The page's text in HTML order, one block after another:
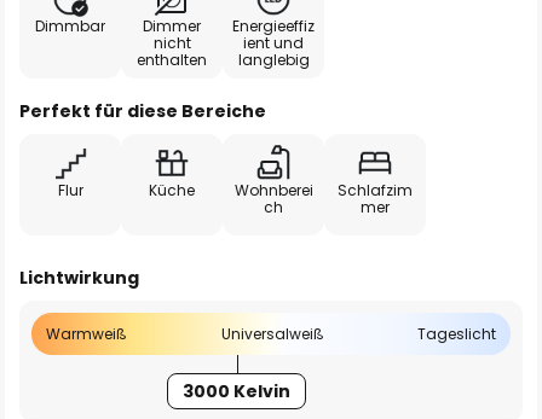
Dimmbar
Dimmer
nicht
enthalten
Energieeffiz
ient und
langlebig
Perfekt für diese Bereiche
Flur Küche
Wohnberei
ch
Schlafzim
mer
Lichtwirkung
Warmweiß Universalweiß Tageslicht
3000 Kelvin